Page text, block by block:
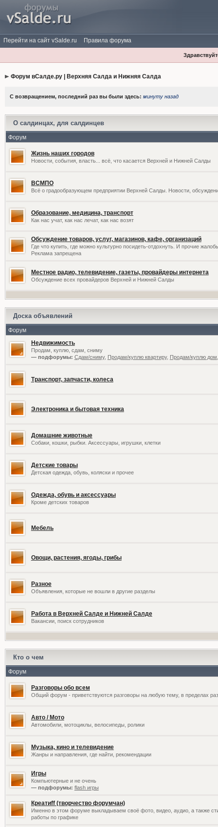
Перейти на сайт vSalde.ru Правила форума
Форум вСалде.ру | Верхняя Салда и Нижняя Салда
С возвращением, последний раз вы были здесь: минуту назад
О салдинцах, для салдинцев
Форум
Жизнь наших городов
Новости, события, власть... всё, что касается Верхней и Нижней Салды
ВСМПО
Всё о градообразующем предприятии Верхней Салды. Новости,
Образование, медицина, транспорт
Как нас учат, как нас лечат, как нас возят
Обсуждение товаров, услуг, магазинов, кафе, организаций
Где что купить, где можно культурно посидеть-отдохнуть. И прочие
Реклама запрещена
Местное радио, телевидение, газеты, провайдеры интернета
Обсуждение всех провайдеров Верхней и Нижней Салды
Доска объявлений
Форум
Недвижимость
Продам, куплю, сдам, сниму
— подфорумы: Сдам/сниму, Продам/куплю квартиру, Продам/куплю
Транспорт, запчасти, колеса
Электроника и бытовая техника
Домашние животные
Собаки, кошки, рыбки. Аксессуары, игрушки, клетки
Детские товары
Детская одежда, обувь, коляски и прочее
Одежда, обувь и аксессуары
Кроме детских товаров
Мебель
Овощи, растения, ягоды, грибы
Разное
Объявления, которые не вошли в другие разделы
Работа в Верхней Салде и Нижней Салде
Вакансии, поиск сотрудников
Кто о чем
Форум
Разговоры обо всем
Общий форум - приветствуются разговоры на любую тему, в пределах
Авто / Мото
Автомобили, мотоциклы, велосипеды, ролики
Музыка, кино и телевидение
Жанры и направления, где найти, рекомендации
Игры
Компьютерные и не очень
— подфорумы: flash игры
Креатиff (творчество форумчан)
Именно в этом форуме выкладываем своё фото, видео, аудио, а также
работы по графике